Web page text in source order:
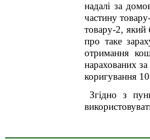
надалі за
частину
товару-2, який
про таке
отримання
нарахованих
коригування
Згідно з